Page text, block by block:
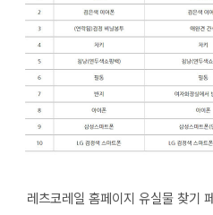
레츠코레일 홈페이지 유실물 찾기